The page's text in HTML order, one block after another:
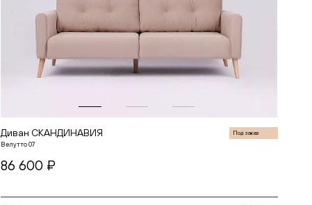
Диван СКАНДИНАВИЯ Под заказ
Велутто 07
86 600 ₽